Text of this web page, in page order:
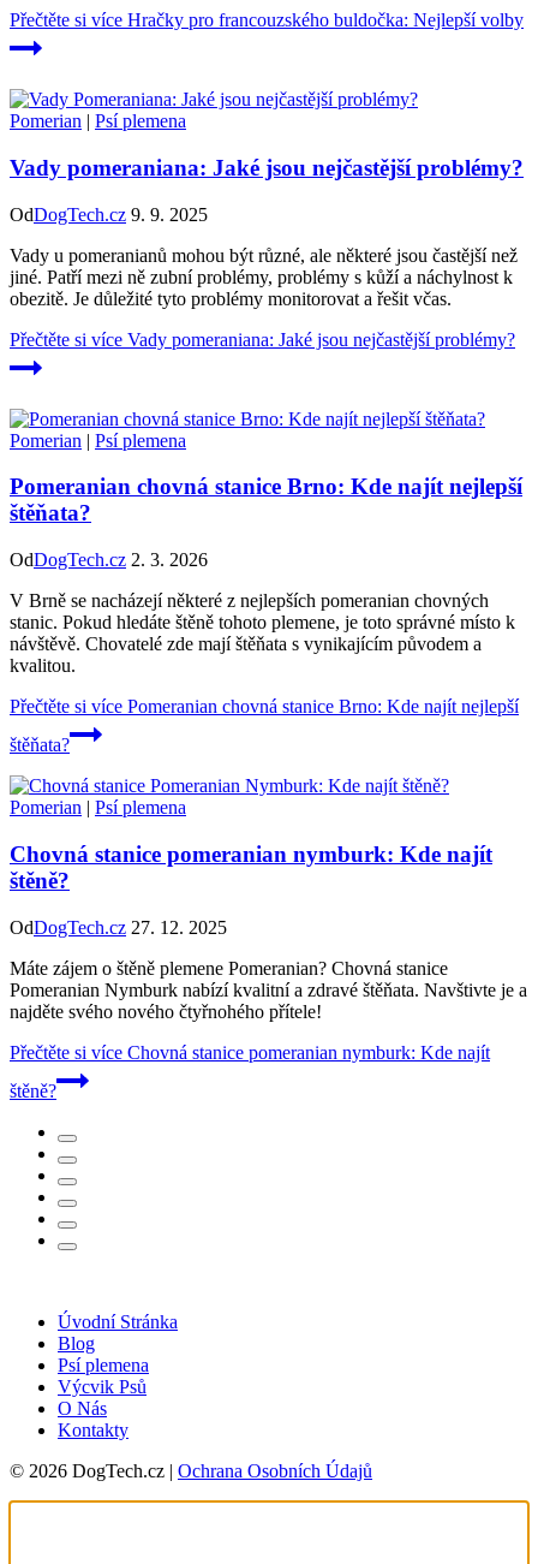
Přečtěte si více Hračky pro francouzského buldočka: Nejlepší volby
Pomerian | Psí plemena
Vady pomeraniana: Jaké jsou nejčastější problémy?
OdDogTech.cz 9. 9. 2025
Vady u pomeranianů mohou být různé, ale některé jsou častější než
jiné. Patří mezi ně zubní problémy, problémy s kůží a náchylnost k
obezitě. Je důležité tyto problémy monitorovat a řešit včas.
Přečtěte si více Vady pomeraniana: Jaké jsou nejčastější problémy?
Pomerian | Psí plemena
Pomeranian chovná stanice Brno: Kde najít nejlepší
štěňata?
OdDogTech.cz 2. 3. 2026
V Brně se nacházejí některé z nejlepších pomeranian chovných
stanic. Pokud hledáte štěně tohoto plemene, je toto správné místo k
návštěvě. Chovatelé zde mají štěňata s vynikajícím původem a
kvalitou.
Přečtěte si více Pomeranian chovná stanice Brno: Kde najít nejlepší
štěňata?
Pomerian | Psí plemena
Chovná stanice pomeranian nymburk: Kde najít
štěně?
OdDogTech.cz 27. 12. 2025
Máte zájem o štěně plemene Pomeranian? Chovná stanice
Pomeranian Nymburk nabízí kvalitní a zdravé štěňata. Navštivte je a
najděte svého nového čtyřnohého přítele!
Přečtěte si více Chovná stanice pomeranian nymburk: Kde najít
štěně?
Úvodní Stránka
Blog
Psí plemena
Výcvik Psů
O Nás
Kontakty
© 2026 DogTech.cz | Ochrana Osobních Údajů